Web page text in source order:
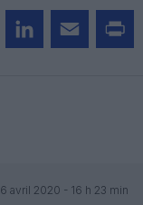
6 avril 2020 - 16 h 23 min